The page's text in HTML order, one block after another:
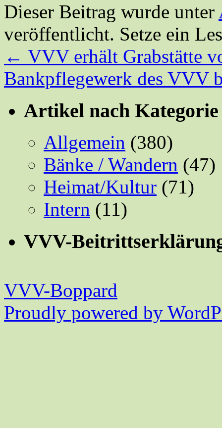
Dieser Beitrag wurde unter
veröffentlicht. Setze ein
← VVV erhält Grabstätte
Bankpflegewerk des VVV
Artikel nach Kategorie
Allgemein (380)
Bänke / Wandern (47)
Heimat/Kultur (71)
Intern (11)
VVV-
VVV-Boppard
Proudly powered by